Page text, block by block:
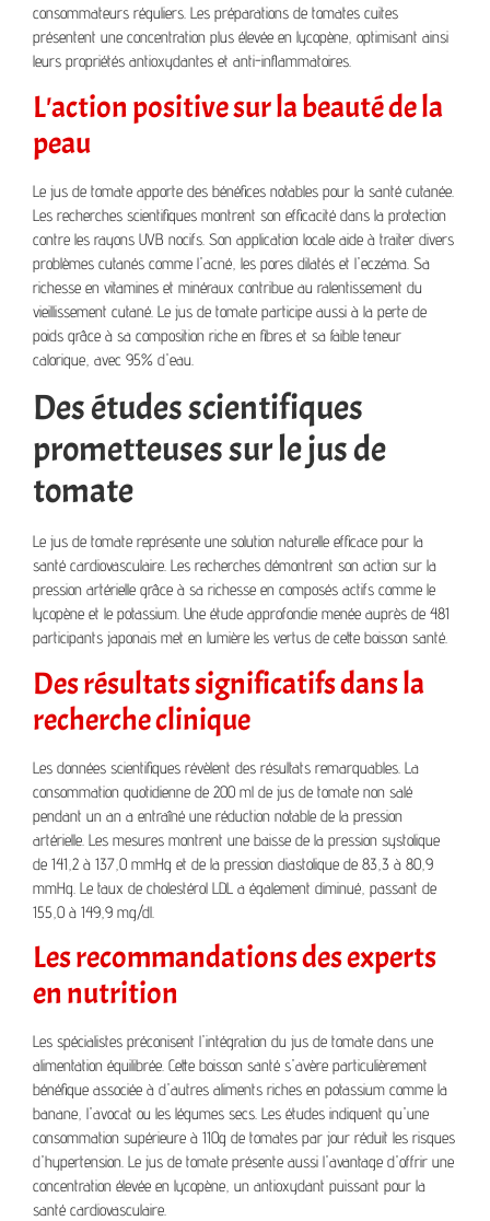
consommateurs réguliers. Les préparations de tomates cuites
présentent une concentration plus élevée en lycopène, optimisant ainsi
leurs propriétés antioxydantes et anti-inflammatoires.
L'action positive sur la beauté de la
peau
Le jus de tomate apporte des bénéfices notables pour la santé cutanée.
Les recherches scientifiques montrent son efficacité dans la protection
contre les rayons UVB nocifs. Son application locale aide à traiter divers
problèmes cutanés comme l'acné, les pores dilatés et l'eczéma. Sa
richesse en vitamines et minéraux contribue au ralentissement du
vieillissement cutané. Le jus de tomate participe aussi à la perte de
poids grâce à sa composition riche en fibres et sa faible teneur
calorique, avec 95% d'eau.
Des études scientifiques
prometteuses sur le jus de
tomate
Le jus de tomate représente une solution naturelle efficace pour la
santé cardiovasculaire. Les recherches démontrent son action sur la
pression artérielle grâce à sa richesse en composés actifs comme le
lycopène et le potassium. Une étude approfondie menée auprès de 481
participants japonais met en lumière les vertus de cette boisson santé.
Des résultats significatifs dans la
recherche clinique
Les données scientifiques révèlent des résultats remarquables. La
consommation quotidienne de 200 ml de jus de tomate non salé
pendant un an a entraîné une réduction notable de la pression
artérielle. Les mesures montrent une baisse de la pression systolique
de 141,2 à 137,0 mmHg et de la pression diastolique de 83,3 à 80,9
mmHg. Le taux de cholestérol LDL a également diminué, passant de
155,0 à 149,9 mg/dl.
Les recommandations des experts
en nutrition
Les spécialistes préconisent l'intégration du jus de tomate dans une
alimentation équilibrée. Cette boisson santé s'avère particulièrement
bénéfique associée à d'autres aliments riches en potassium comme la
banane, l'avocat ou les légumes secs. Les études indiquent qu'une
consommation supérieure à 110g de tomates par jour réduit les risques
d'hypertension. Le jus de tomate présente aussi l'avantage d'offrir une
concentration élevée en lycopène, un antioxydant puissant pour la
santé cardiovasculaire.